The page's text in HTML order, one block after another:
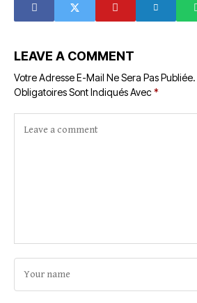
LEAVE A COMMENT
Votre Adresse E-Mail Ne Sera Pas Publiée.
Obligatoires Sont Indiqués Avec*